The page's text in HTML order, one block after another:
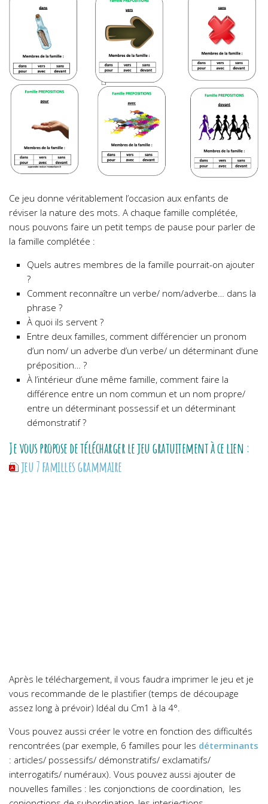
Ce jeu donne véritablement l’occasion aux enfants de
réviser la nature des mots. A chaque famille complétée,
nous pouvons faire un petit temps de pause pour parler de
la famille complétée :
Quels autres membres de la famille pourrait-on ajouter
?
Comment reconnaître un verbe/ nom/adverbe… dans la
phrase ?
À quoi ils servent ?
Entre deux familles, comment différencier un pronom
d’un nom/ un adverbe d’un verbe/ un déterminant d’une
préposition… ?
À l’intérieur d’une même famille, comment faire la
différence entre un nom commun et un nom propre/
entre un déterminant possessif et un déterminant
démonstratif ?
Je vous propose de télécharger le jeu gratuitement à ce lien :
jeu 7 familles grammaire
Après le téléchargement, il vous faudra imprimer le jeu et je
vous recommande de le plastifier (temps de découpage
assez long à prévoir) Idéal du Cm1 à la 4°.
Vous pouvez aussi créer le votre en fonction des difficultés
rencontrées (par exemple, 6 familles pour les déterminants
: articles/ possessifs/ démonstratifs/ exclamatifs/
interrogatifs/ numéraux). Vous pouvez aussi ajouter de
nouvelles familles : les conjonctions de coordination, les